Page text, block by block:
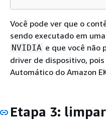
Você pode ver que o
sendo executado em
NVIDIA e que você não
driver de dispositivo,
Automático do Amazon
Etapa 3: limpar